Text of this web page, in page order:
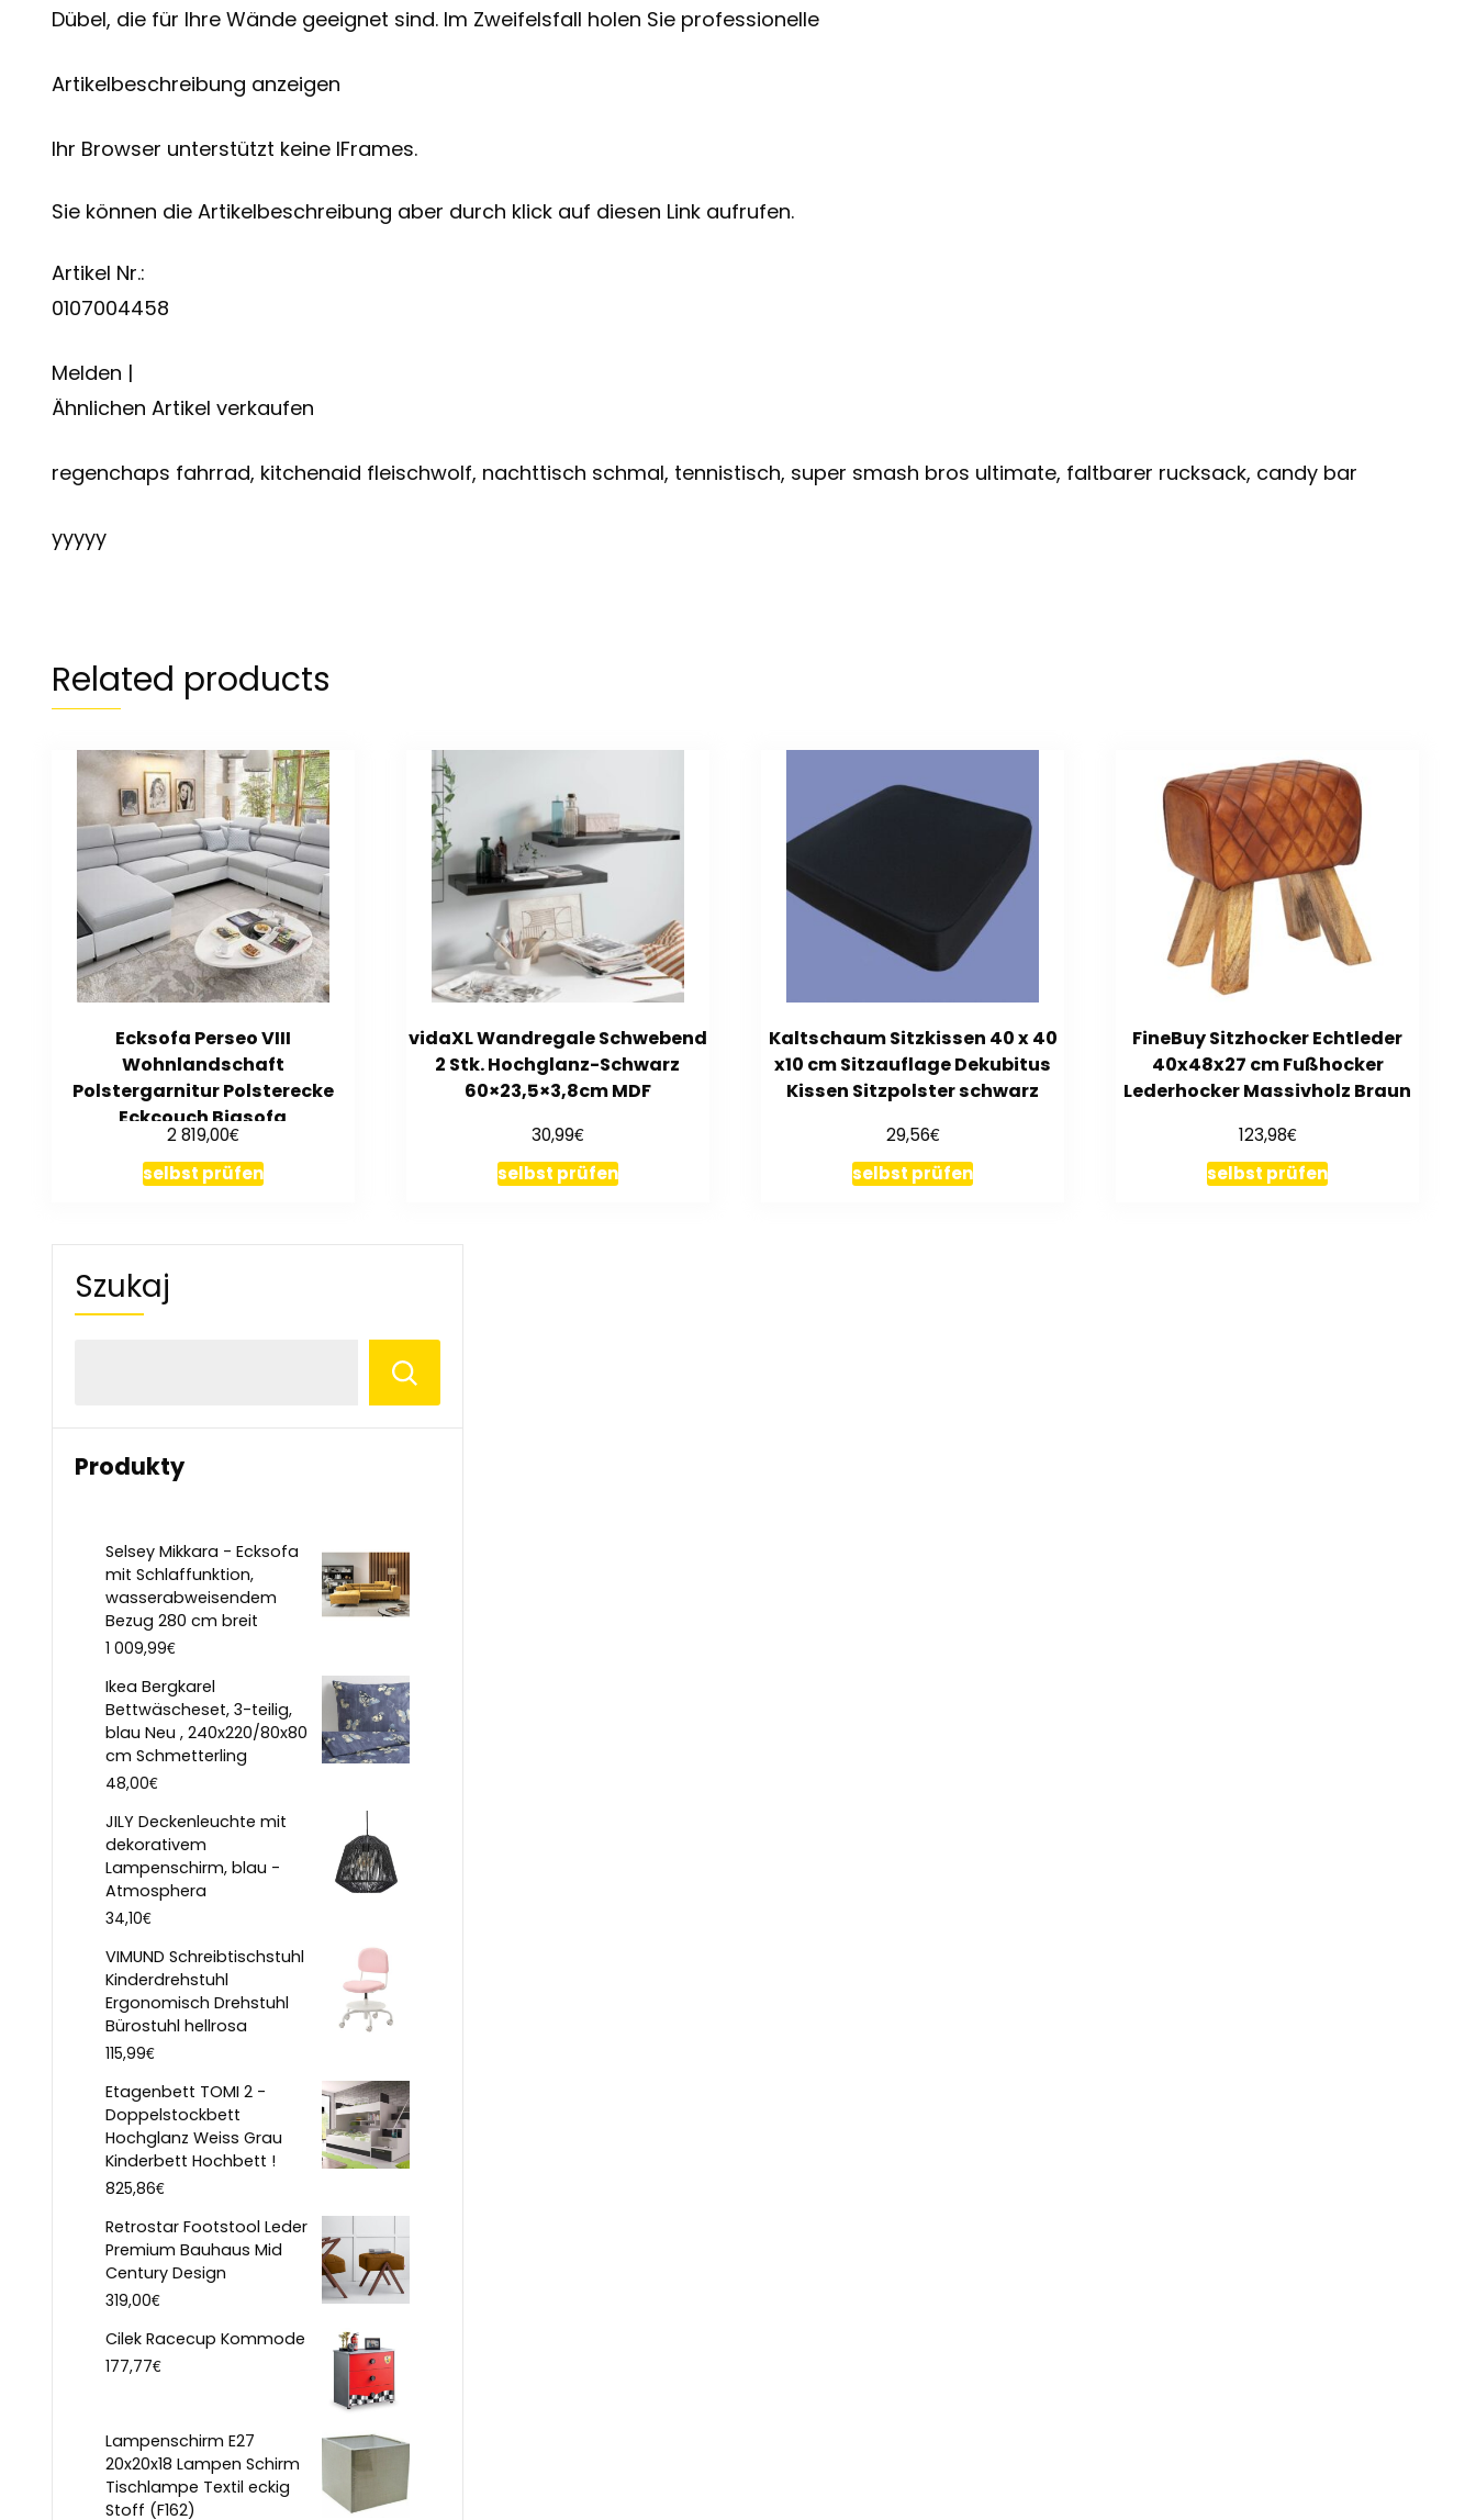
Dübel, die für Ihre Wände geeignet sind. Im Zweifelsfall holen Sie professionelle
Artikelbeschreibung anzeigen
Ihr Browser unterstützt keine IFrames.
Sie können die Artikelbeschreibung aber durch klick auf diesen Link aufrufen.
Artikel Nr.:
0107004458
Melden |
Ähnlichen Artikel verkaufen
regenchaps fahrrad, kitchenaid fleischwolf, nachttisch schmal, tennistisch, super smash bros ultimate, faltbarer rucksack, candy bar
yyyyy
Related products
Ecksofa Perseo VIII
Wohnlandschaft
Polstergarnitur Polsterecke
Eckcouch Bigsofa
2 819,00€
selbst prüfen
vidaXL Wandregale Schwebend
2 Stk. Hochglanz-Schwarz
60×23,5×3,8cm MDF
30,99€
selbst prüfen
Kaltschaum Sitzkissen 40 x 40
x10 cm Sitzauflage Dekubitus
Kissen Sitzpolster schwarz
29,56€
selbst prüfen
FineBuy Sitzhocker Echtleder
40x48x27 cm Fußhocker
Lederhocker Massivholz Braun
123,98€
selbst prüfen
Szukaj
Produkty
Selsey Mikkara - Ecksofa
mit Schlaffunktion,
wasserabweisendem
Bezug 280 cm breit
1 009,99€
Ikea Bergkarel
Bettwäscheset, 3-teilig,
blau Neu , 240x220/80x80
cm Schmetterling
48,00€
JILY Deckenleuchte mit
dekorativem
Lampenschirm, blau -
Atmosphera
34,10€
VIMUND Schreibtischstuhl
Kinderdrehstuhl
Ergonomisch Drehstuhl
Bürostuhl hellrosa
115,99€
Etagenbett TOMI 2 -
Doppelstockbett
Hochglanz Weiss Grau
Kinderbett Hochbett !
825,86€
Retrostar Footstool Leder
Premium Bauhaus Mid
Century Design
319,00€
Cilek Racecup Kommode
177,77€
Lampenschirm E27
20x20x18 Lampen Schirm
Tischlampe Textil eckig
Stoff (F162)